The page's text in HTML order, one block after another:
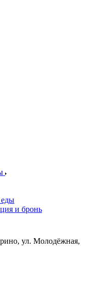
еды
и бронь
ул. Молодёжная,